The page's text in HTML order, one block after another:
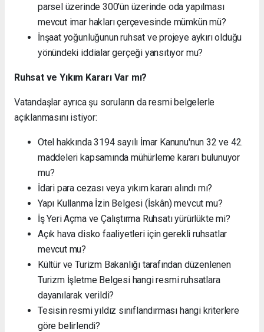
parsel üzerinde 300'ün üzerinde oda yapılması
mevcut imar hakları çerçevesinde mümkün mü?
İnşaat yoğunluğunun ruhsat ve projeye aykırı olduğu
yönündeki iddialar gerçeği yansıtıyor mu?
Ruhsat ve Yıkım Kararı Var mı?
Vatandaşlar ayrıca şu soruların da resmi belgelerle
açıklanmasını istiyor:
Otel hakkında 3194 sayılı İmar Kanunu'nun 32 ve 42.
maddeleri kapsamında mühürleme kararı bulunuyor
mu?
İdari para cezası veya yıkım kararı alındı mı?
Yapı Kullanma İzin Belgesi (İskân) mevcut mu?
İş Yeri Açma ve Çalıştırma Ruhsatı yürürlükte mi?
Açık hava disko faaliyetleri için gerekli ruhsatlar
mevcut mu?
Kültür ve Turizm Bakanlığı tarafından düzenlenen
Turizm İşletme Belgesi hangi resmi ruhsatlara
dayanılarak verildi?
Tesisin resmi yıldız sınıflandırması hangi kriterlere
göre belirlendi?